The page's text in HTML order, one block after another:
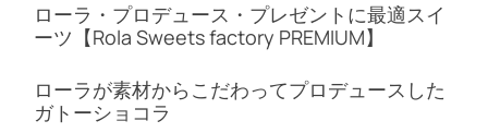
ローラ・プロデュース・プレゼントに最適スイ
ーツ【Rola Sweets factory PREMIUM】
ローラが素材からこだわってプロデュースした
ガトーショコラ